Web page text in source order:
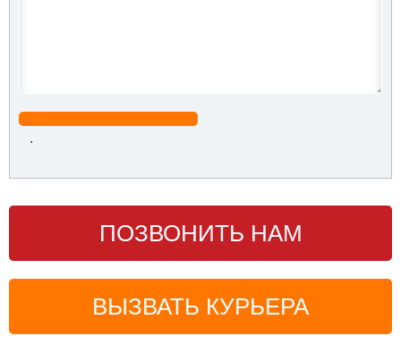
.
ПОЗВОНИТЬ НАМ
ВЫЗВАТЬ КУРЬЕРА